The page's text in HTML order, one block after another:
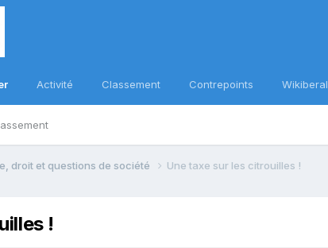
Activité Classement Contrepoints Wikiberal
droit et questions de société Une taxe sur les citrouilles !
!